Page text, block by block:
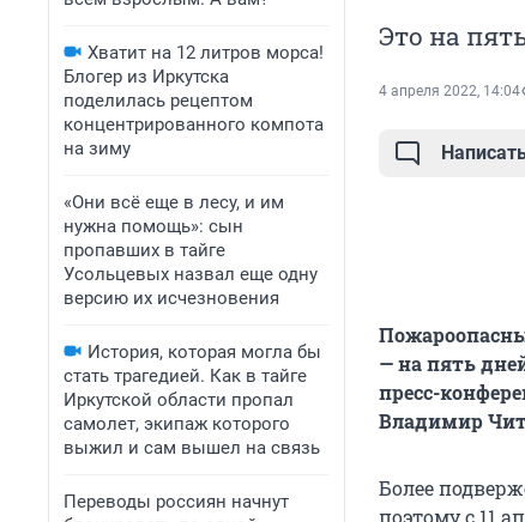
Хватит на 12 литров морса!
Блогер из Иркутска
поделилась рецептом
концентрированного компота
на зиму
«Они всё еще в лесу, и им
нужна помощь»: сын
пропавших в тайге
Усольцевых назвал еще одну
версию их исчезновения
История, которая могла бы
стать трагедией. Как в тайге
Иркутской области пропал
самолет, экипаж которого
выжил и сам вышел на связь
Переводы россиян начнут
Это на
4 апреля 2022, 14:04
— на пять
пресс-
Владимир
Более
поэтому с 11